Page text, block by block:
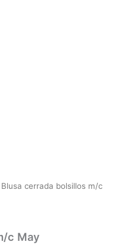
cerrada bolsillos m/c
c May